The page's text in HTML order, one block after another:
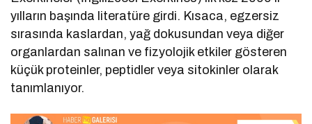
yılların başında literatüre girdi. Kısaca, egzersiz
sırasında kaslardan, yağ dokusundan veya diğer
organlardan salınan ve fizyolojik etkiler gösteren
küçük proteinler, peptidler veya sitokinler olarak
tanımlanıyor.